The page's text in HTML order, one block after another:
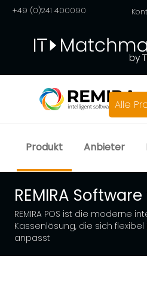
+49 (0)241 400090
Produkt Anbieter
Alle
REMIRA
REMIRA POS ist die moderne
Kassenlösung, die sich
anpasst